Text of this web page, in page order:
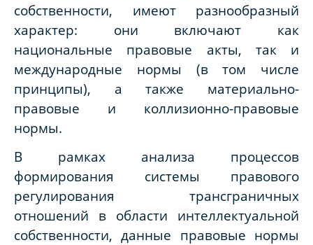
собственности, имеют разнообразный
характер: они включают как
национальные правовые акты, так и
международные нормы (в том числе
принципы), а также материально-
правовые и коллизионно-правовые
нормы.
В рамках анализа процессов
формирования системы правового
регулирования трансграничных
отношений в области интеллектуальной
собственности, данные правовые нормы